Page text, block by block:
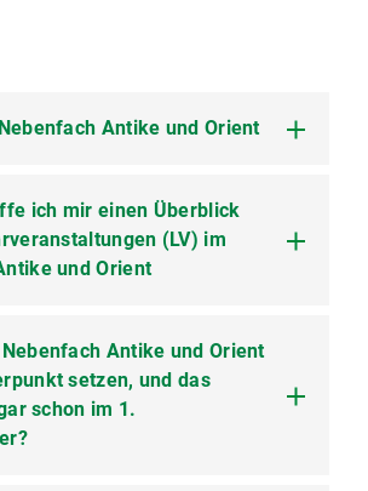
Antike und Orient
haben sich zu einem großen
Somit findet ihr im
und Orient die
unterschiedlich sein können:
und Koptologie, Alter Orient
Buddhistische und Südasiatische
Studien
Osten
ich mir einen Überblick
(LV) im
und Orient
und Forschung" (LSF) (
) findet ihr alle
ohne Anmeldung unter
Antike und Orient
setzen, und das
schon im 1.